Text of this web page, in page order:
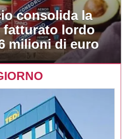
consolida la
fatturato lordo
milioni di euro